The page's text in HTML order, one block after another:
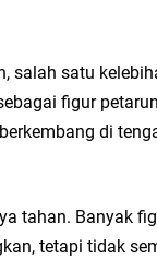
salah satu
figur
di
tahan. Banyak
tetapi tidak